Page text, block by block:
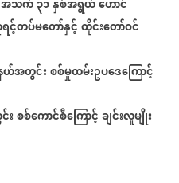
အသက်၃၁နှစ်အရွယ်ဟောင်
င့်တပ်မတော်နှင့်ထိုင်းတော်ဝင်
ယ်အတွင်းစစ်မှုထမ်းဥပဒေကြောင့်
းစစ်ကောင်စီကြောင့်ချင်းလူမျိုး